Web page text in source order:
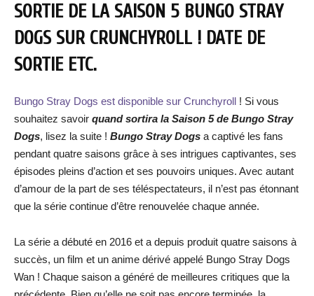
SORTIE DE LA SAISON 5 BUNGO STRAY
DOGS SUR CRUNCHYROLL ! DATE DE
SORTIE ETC.
Bungo Stray Dogs est disponible sur Crunchyroll ! Si vous
souhaitez savoir quand sortira la Saison 5 de Bungo Stray
Dogs, lisez la suite ! Bungo Stray Dogs a captivé les fans
pendant quatre saisons grâce à ses intrigues captivantes, ses
épisodes pleins d’action et ses pouvoirs uniques. Avec autant
d’amour de la part de ses téléspectateurs, il n’est pas étonnant
que la série continue d’être renouvelée chaque année.
La série a débuté en 2016 et a depuis produit quatre saisons à
succès, un film et un anime dérivé appelé Bungo Stray Dogs
Wan ! Chaque saison a généré de meilleures critiques que la